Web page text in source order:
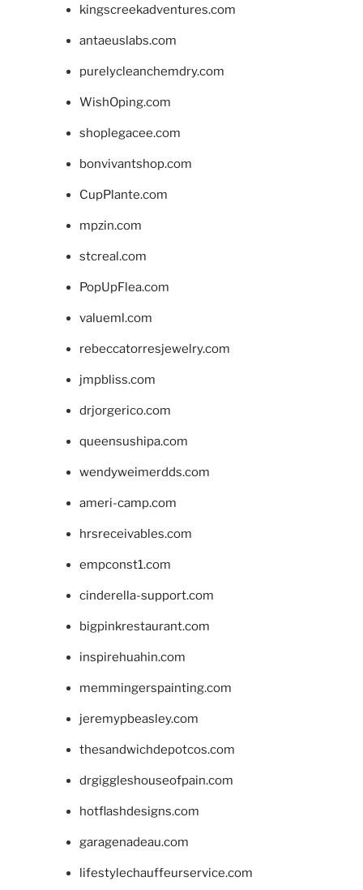
kingscreekadventures.com
antaeuslabs.com
purelycleanchemdry.com
WishOping.com
shoplegacee.com
bonvivantshop.com
CupPlante.com
mpzin.com
stcreal.com
PopUpFlea.com
valueml.com
rebeccatorresjewelry.com
jmpbliss.com
drjorgerico.com
queensushipa.com
wendyweimerdds.com
ameri-camp.com
hrsreceivables.com
empconst1.com
cinderella-support.com
bigpinkrestaurant.com
inspirehuahin.com
memmingerspainting.com
jeremypbeasley.com
thesandwichdepotcos.com
drgiggleshouseofpain.com
hotflashdesigns.com
garagenadeau.com
lifestylechauffeurservice.com